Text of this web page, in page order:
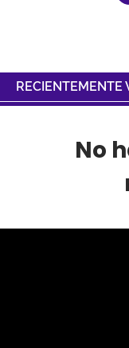
RECIENTEMENTE
No